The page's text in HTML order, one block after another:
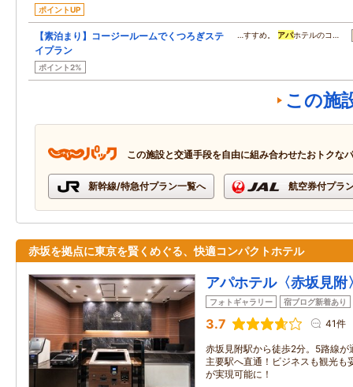
ポイントUP
【素泊まり】コージールームでくつろぎステ
イプラン
ポイント2%
…すすめ。 アパホテルのコ…
この施
この施設と交通手段を自由に組み合わせたおトクな
新幹線/特急付プラン一覧へ 航空券付プラ
赤坂を拠点に東京を賢くめぐる、快適コンパクトホテル
アパホテル〈赤坂見附
フォトギャラリー 宿ブログ新着あり
3.7 41件
赤坂見附駅から徒歩2分。5路線
主要駅へ直通！ビジネスも観光も
が実現可能に！